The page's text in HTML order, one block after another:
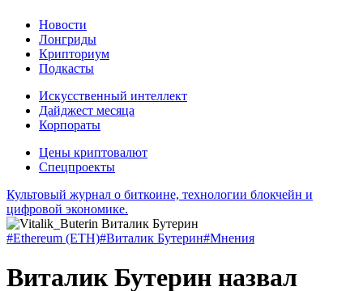
Новости
Лонгриды
Крипториум
Подкасты
Искусственный интеллект
Дайджест месяца
Корпораты
Цены криптовалют
Спецпроекты
Культовый журнал о биткоине, технологии блокчейн и
цифровой экономике.
#Ethereum (ETH)#Виталик Бутерин#Мнения
Виталик Бутерин назвал